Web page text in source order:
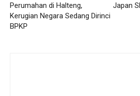
Perumahan di Halteng,
Kerugian Negara Sedang Dirinci
BPKP
Japan